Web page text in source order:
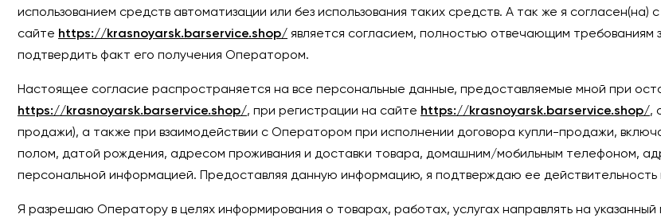
использованием средств автоматизации или без использования таких средств. А так же я
сайте https://krasnoyarsk.barservice.shop/ является согласием, полностью отвечающим
подтвердить факт его получения Оператором.
Настоящее согласие распространяется на все персональные данные, предоставляемые мной при
https://krasnoyarsk.barservice.shop/, при регистрации на сайте https://krasnoyarsk.barservice.shop/,
продажи), а также при взаимодействии с Оператором при исполнении договора купли-продажи,
полом, датой рождения, адресом проживания и доставки товара, домашним/мобильным телефоном,
персональной информацией. Предоставляя данную информацию, я подтверждаю ее действительность
Я разрешаю Оператору в целях информирования о товарах, работах, услугах направлять на